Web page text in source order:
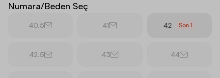
Numara/Beden Seç
40.5 41 42 Son 1
42.5 43 44